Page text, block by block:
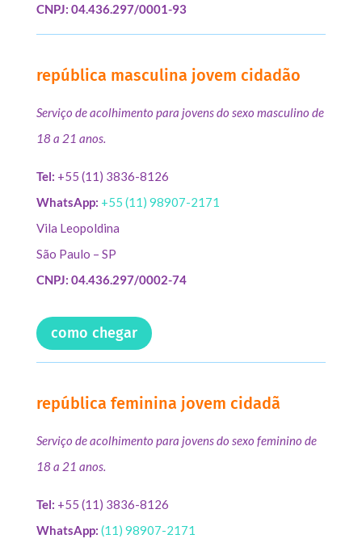
CNPJ: 04.436.297/0001-93
república masculina jovem cidadão
Serviço de acolhimento para jovens do sexo masculino de
18 a 21 anos.
Tel: +55 (11) 3836-8126
WhatsApp: +55 (11) 98907-2171
Vila Leopoldina
São Paulo – SP
CNPJ: 04.436.297/0002-74
como chegar
república feminina jovem cidadã
Serviço de acolhimento para jovens do sexo feminino de
18 a 21 anos.
Tel: +55 (11) 3836-8126
WhatsApp: (11) 98907-2171